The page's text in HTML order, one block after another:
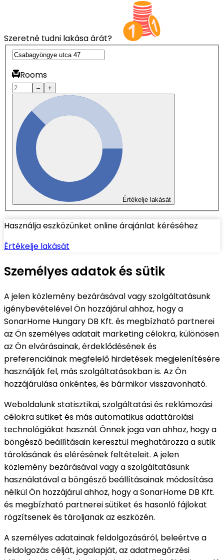
Szeretné tudni lakása árát?
Rooms
– +
Értékelje lakását
Használja eszközünket online árajánlat kéréséhez
Értékelje lakását
Személyes adatok és sütik
A jelen közlemény bezárásával vagy szolgáltatásunk
igénybevételével Ön hozzájárul ahhoz, hogy a
SonarHome Hungary DB Kft. és megbízható partnerei
az Ön személyes adatait marketing célokra, különösen
az Ön elvárásainak, érdeklődésének és
preferenciáinak megfelelő hirdetések megjelenítésére
használják fel, más szolgáltatásokban is. Az Ön
hozzájárulása önkéntes, és bármikor visszavonható.
Weboldalunk statisztikai, szolgáltatási és reklámozási
célokra sütiket és más automatikus adattárolási
technológiákat használ. Önnek joga van ahhoz, hogy a
böngésző beállításain keresztül meghatározza a sütik
tárolásának és elérésének feltételeit. A jelen
közlemény bezárásával vagy a szolgáltatásunk
használatával a böngésző beállításainak módosítása
nélkül Ön hozzájárul ahhoz, hogy a SonarHome DB Kft.
és megbízható partnerei sütiket és hasonló fájlokat
rögzítsenek és tároljanak az eszközén.
A személyes adatainak feldolgozásáról, beleértve a
feldolgozás célját, jogalapját, az adatmegőrzési